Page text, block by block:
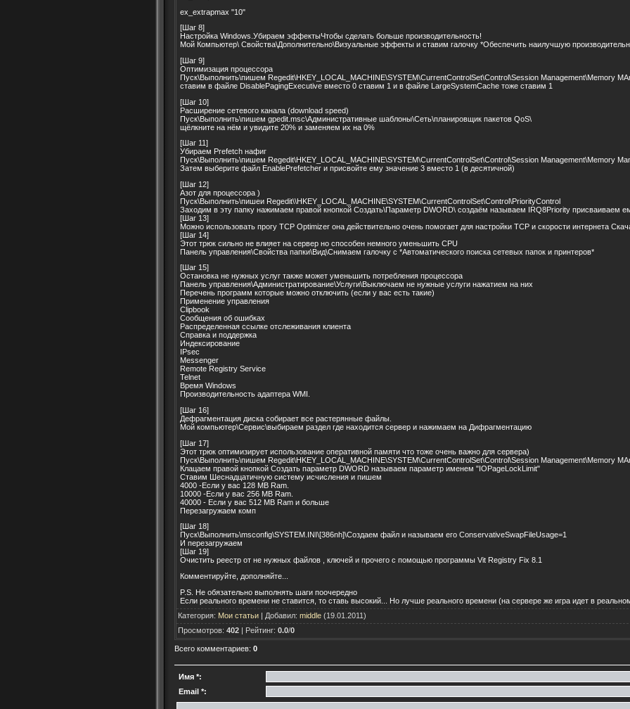
ex_extrapmax "10"
[Шаг 8]
Настройка Windows.Убираем эффектыЧтобы сделать больше производительность!
Мой Компьютер\ Свойства\Дополнительно\Визуальные эффекты и ставим галочку *Обеспечить наилучшую
[Шаг 9]
Оптимизация процессора
Пуск\Выполнить\пишем Regedit\HKEY_LOCAL_MACHINE\SYSTEM\CurrentControlSet\Control\Session Management\Memory
ставим в файле DisablePagingExecutive вместо 0 ставим 1 и в файле LargeSystemCache тоже ставим 1
[Шаг 10]
Расширение сетевого канала (download speed)
Пуск\Выполнить\пишем gpedit.msc\Административные шаблоны\Сеть\планировщик пакетов QoS\
щёлкните на нём и увидите 20% и заменяем их на 0%
[Шаг 11]
Убираем Prefetch нафиг
Пуск\Выполнить\пишем Regedit\HKEY_LOCAL_MACHINE\SYSTEM\CurrentControlSet\Control\Session Management\Memory
Затем выберите файл EnablePrefetcher и присвойте ему значение 3 вместо 1 (в десятичной)
[Шаг 12]
Азот для процессора )
Пуск\Выполнить\пишеи Regedit\\HKEY_LOCAL_MACHINE\SYSTEM\CurrentControlSet\Control\PriorityControl
Заходим в эту папку нажимаем правой кнопкой Создать\Параметр DWORD\ создаём называем IRQ8Priority присваиваем
[Шаг 13]
Можно использовать прогу TCP Optimizer она действительно очень помогает для настройки TCP и скорости интернета
[Шаг 14]
Этот трюк сильно не влияет на сервер но способен немного уменьшить CPU
Панель управления\Свойства папки\Вид\Снимаем галочку с *Автоматического поиска сетевых папок и принтеров*
[Шаг 15]
Остановка не нужных услуг также может уменьшить потребления процессора
Панель управления\Администратирование\Услуги\Выключаем не нужные услуги нажатием на них
Перечень программ которые можно отключить (если у вас есть такие)
Применение управления
Clipbook
Сообщения об ошибках
Распределенная ссылке отслеживания клиента
Справка и поддержка
Индексирование
IPsec
Messenger
Remote Registry Service
Telnet
Время Windows
Производительность адаптера WMI.
[Шаг 16]
Дефрагментация диска собирает все растерянные файлы.
Мой компьютер\Сервис\выбираем раздел где находится сервер и нажимаем на Дифрагментацию
[Шаг 17]
Этот трюк оптимизирует использование оперативной памяти что тоже очень важно для сервера)
Пуск\Выполнить\пишем Regedit\HKEY_LOCAL_MACHINE\SYSTEM\CurrentControlSet\Control\Session Management\Memory
Клацаем правой кнопкой Создать параметр DWORD называем параметр именем "IOPageLockLimit"
Ставим Шеснадцатичную систему исчисления и пишем
4000 -Если у вас 128 MB Ram.
10000 -Если у вас 256 MB Ram.
40000 - Если у вас 512 MB Ram и больше
Перезагружаем комп
[Шаг 18]
Пуск\Выполнить\msconfig\SYSTEM.INI\[386nh]\Создаем файл и называем его ConservativeSwapFileUsage=1
И перезагружаем
[Шаг 19]
Очистить реестр от не нужных файлов , ключей и прочего с помощью программы Vit Registry Fix 8.1
Комментируйте, дополняйте...
P.S. Не обязательно выполнять шаги поочередно
Если реального времени не ставится, то ставь высокий... Но лучше реального времени (на сервере же игра идет в
Категория: Мои статьи| Добавил: middle(19.01.2011)
Просмотров: 402| Рейтинг: 0.0/0
Всего комментариев: 0
Имя *:
Email *: